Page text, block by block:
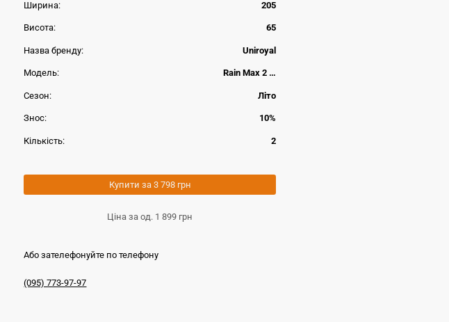
Ширина: 205
Висота: 65
Назва бренду: Uniroyal
Модель: Rain Max 2 …
Сезон: Літо
Знос: 10%
Кількість: 2
Купити за 3 798 грн
Ціна за од. 1 899 грн
Або зателефонуйте по телефону
(095) 773-97-97